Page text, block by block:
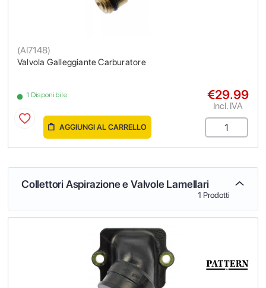
Valvola Galleggiante Carburatore
(AI7148)
1 Disponibile €29.99
Incl. IVA
AGGIUNGI AL CARRELLO
Collettori Aspirazione e Valvole Lamellari
1 Prodotti